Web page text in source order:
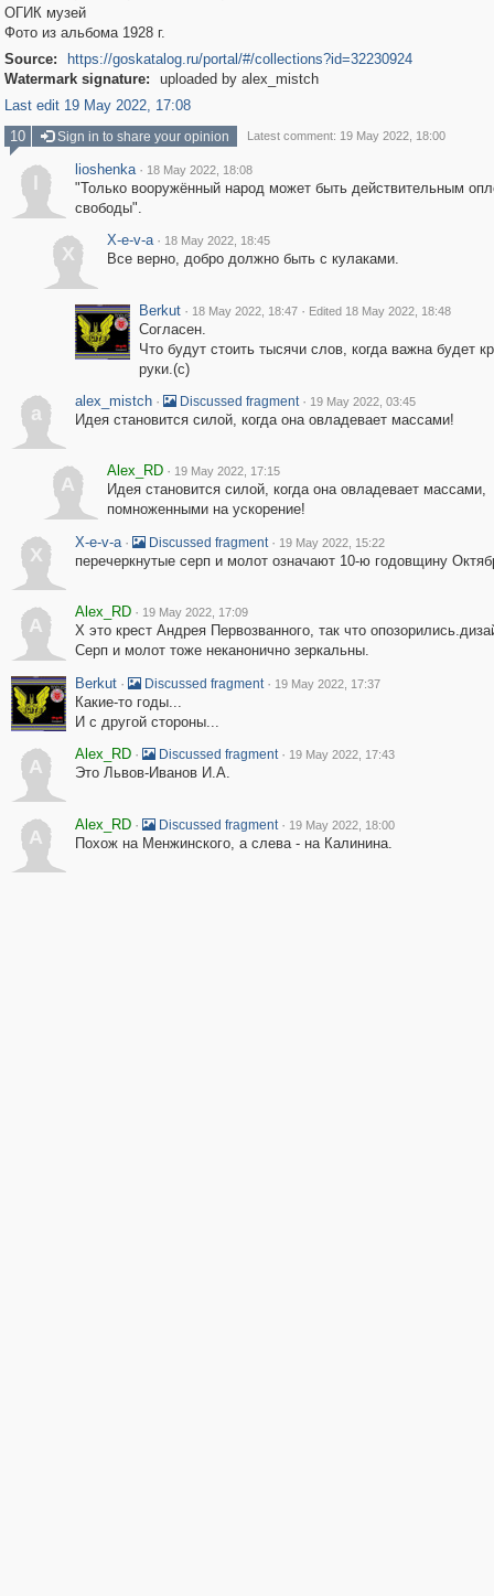
ОГИК музей
Фото из альбома 1928 г.
Source:
https://goskatalog.ru/portal/#/collections?id=32230924
Watermark signature:
uploaded by alex_mistch
Last edit 19 May 2022, 17:08
10
Sign in to share your opinion Latest comment: 19 May 2022, 18:00
lioshenka · 18 May 2022, 18:08
"Только вооружённый народ может быть действительным
свободы".
X
X-e-v-a · 18 May 2022, 18:45
Все верно, добро должно быть с кулаками.
Berkut · 18 May 2022, 18:47 · Edited 18 May 2022, 18:48
Согласен.
Что будут стоить тысячи слов, когда важна будет
руки.(с)
a
alex_mistch · Discussed fragment · 19 May 2022, 03:45
Идея становится силой, когда она овладевает массами!
A
Alex_RD · 19 May 2022, 17:15
Идея становится силой, когда она овладевает массами,
помноженными на ускорение!
X
X-e-v-a · Discussed fragment · 19 May 2022, 15:22
перечеркнутые серп и молот означают 10-ю годовщину
A
Alex_RD · 19 May 2022, 17:09
Х это крест Андрея Первозванного, так что
Серп и молот тоже неканонично зеркальны.
Berkut · Discussed fragment · 19 May 2022, 17:37
Какие-то годы...
И с другой стороны...
A
Alex_RD · Discussed fragment · 19 May 2022, 17:43
Это Львов-Иванов И.А.
A
Alex_RD · Discussed fragment · 19 May 2022, 18:00
Похож на Менжинского, а слева - на Калинина.